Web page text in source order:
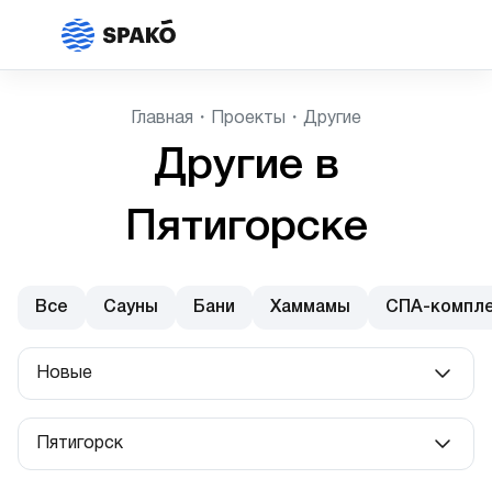
Главная Проекты Другие
Другие в
Пятигорске
Новые
Все Сауны Бани Хаммамы СПА-
Пятигорск